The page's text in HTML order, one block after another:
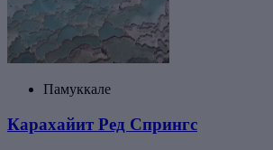
Памуккале
Карахайит Ред Спрингс